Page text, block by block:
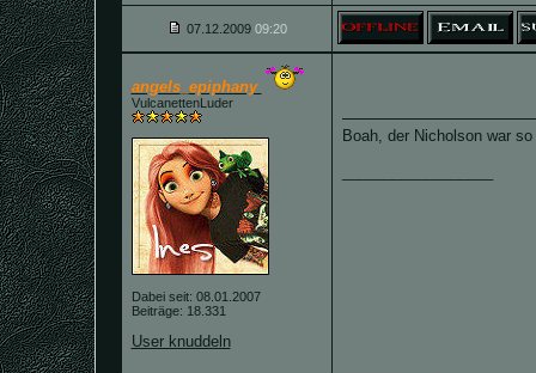
07.12.2009 09:20
angels_epiphany
VulcanettenLuder
Dabei seit: 08.01.2007
Beiträge: 18.331
User knuddeln
Boah, der Nicholson war